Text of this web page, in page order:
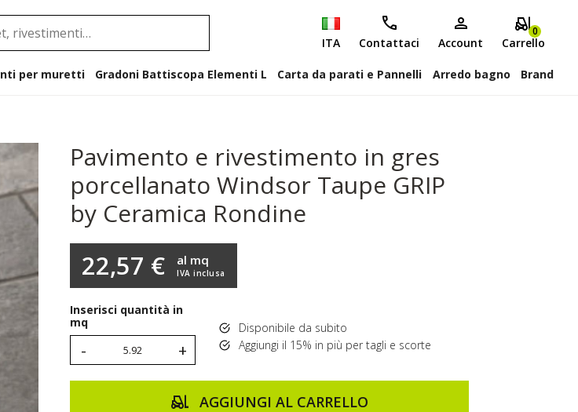
ITA Contattaci Account
0
Carrello
per muretti Gradoni Battiscopa Elementi L Carta da parati e Pannelli Arredo bagno Brand
Pavimento e rivestimento in gres
porcellanato Windsor Taupe GRIP
by Ceramica Rondine
22,57 € IVA inclusa
al mq
Inserisci quantità in
mq
- +
Disponibile da subito
Aggiungi il 15% in più per tagli e scorte
AGGIUNGI AL CARRELLO